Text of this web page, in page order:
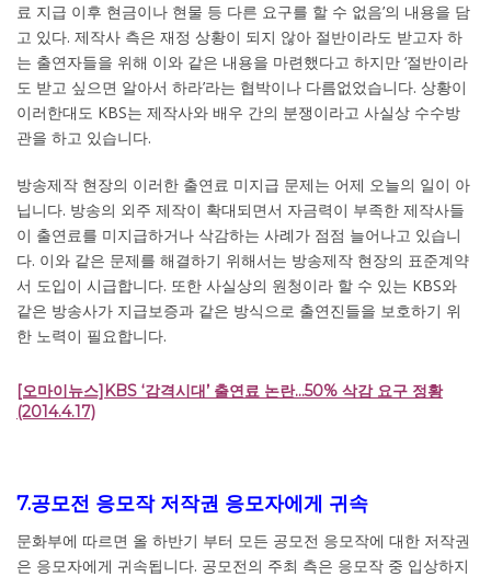
료 지급 이후 현금이나 현물 등 다른 요구를 할 수 없음’의 내용을 담
고 있다. 제작사 측은 재정 상황이 되지 않아 절반이라도 받고자 하
는 출연자들을 위해 이와 같은 내용을 마련했다고 하지만 ‘절반이라
도 받고 싶으면 알아서 하라’라는 협박이나 다름없었습니다. 상황이
이러한대도 KBS는 제작사와 배우 간의 분쟁이라고 사실상 수수방
관을 하고 있습니다.
방송제작 현장의 이러한 출연료 미지급 문제는 어제 오늘의 일이 아
닙니다. 방송의 외주 제작이 확대되면서 자금력이 부족한 제작사들
이 출연료를 미지급하거나 삭감하는 사례가 점점 늘어나고 있습니
다. 이와 같은 문제를 해결하기 위해서는 방송제작 현장의 표준계약
서 도입이 시급합니다. 또한 사실상의 원청이라 할 수 있는 KBS와
같은 방송사가 지급보증과 같은 방식으로 출연진들을 보호하기 위
한 노력이 필요합니다.
[오마이뉴스]KBS ‘감격시대’ 출연료 논란…50% 삭감 요구 정황
(2014.4.17)
7.공모전 응모작 저작권 응모자에게 귀속
문화부에 따르면 올 하반기 부터 모든 공모전 응모작에 대한 저작권
은 응모자에게 귀속됩니다. 공모전의 주최 측은 응모작 중 입상하지